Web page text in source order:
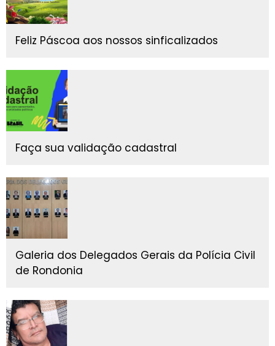
Feliz Páscoa aos nossos sinficalizados
Faça sua validação cadastral
Galeria dos Delegados Gerais da Polícia Civil
de Rondonia